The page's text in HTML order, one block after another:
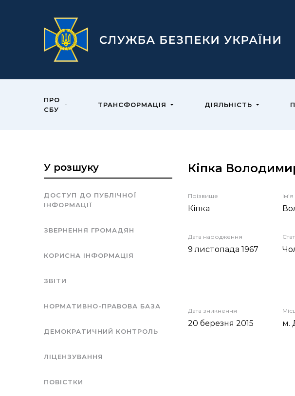
ПРО
СБУ
ТРАНСФОРМАЦІЯ ДІЯЛЬНІСТЬ
У розшуку
ДОСТУП ДО ПУБЛІЧНОЇ
ІНФОРМАЦІЇ
ЗВЕРНЕННЯ ГРОМАДЯН
КОРИСНА ІНФОРМАЦІЯ
ЗВІТИ
НОРМАТИВНО-ПРАВОВА БАЗА
ДЕМОКРАТИЧНИЙ КОНТРОЛЬ
ЛІЦЕНЗУВАННЯ
ПОВІСТКИ
Кіпка
Прізвище
Кіпка
Ім'я
Дата народження
9 листопада 1967
Дата зникнення
20 березня 2015 м.